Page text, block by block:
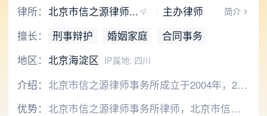
律所： 简介
北京市信之源律师...
主办律师
擅长：
刑事辩护 婚姻家庭
合同事务
地区： 北京海淀区 IP属地: 四川
介绍：
北京市信之源律师事务所成立于2004年，22年专注法律诉讼业务，连续多年被司法局授予“海淀区优秀律师事务所”， 更是“信用中国律师行业十大诚信律师事务所”“北京优秀律师事务所”《法治中国60′》和《法治进行时》指定合作律所、 “大数据类公司专业法律顾问单位”。本所办案的律师团队主要来自中国人民大学、北京大学、中国政法大学等名牌高校，多数拥有硕士、博士学历。为了让客户体会到高效便捷，信之源律所将响应速度视为重中之重，提供高效、果断、热诚的服务是信之源律师的首要目标！
优势：
北京市信之源律师事务所律师，北京市信之源律师事务所主办律师，中国政法大学法学本科，执业22年，擅长刑事辩护、婚姻家庭、合同事务，客户评分5.00分